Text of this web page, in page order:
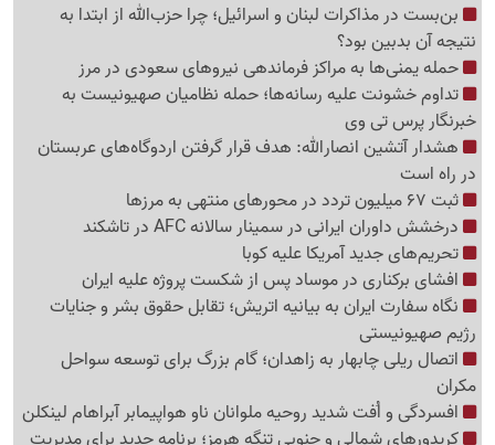
بن‌بست در مذاکرات لبنان و اسرائیل؛ چرا حزب‌الله از ابتدا به
نتیجه آن بدبین بود؟
حمله یمنی‌ها به مراکز فرماندهی نیروهای سعودی در مرز
تداوم خشونت علیه رسانه‌ها؛ حمله نظامیان صهیونیست به
خبرنگار پرس تی وی
هشدار آتشین انصارالله: هدف قرار گرفتن اردوگاه‌های عربستان
در راه است
ثبت 67 میلیون تردد در محورهای منتهی به مرزها
درخشش داوران ایرانی در سمینار سالانه AFC در تاشکند
تحریم‌های جدید آمریکا علیه کوبا
افشای برکناری در موساد پس از شکست پروژه علیه ایران
نگاه سفارت ایران به بیانیه اتریش؛ تقابل حقوق بشر و جنایات
رژیم صهیونیستی
اتصال ریلی چابهار به زاهدان؛ گام بزرگ برای توسعه سواحل
مکران
افسردگی و اُفت شدید روحیه ملوانان ناو هواپیمابر آبراهام لینکلن